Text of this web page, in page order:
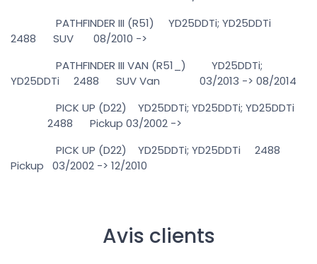
PATHFINDER III (R51) YD25DDTi; YD25DDTi
2488 SUV 08/2010 ->
PATHFINDER III VAN (R51_) YD25DDTi;
YD25DDTi 2488 SUV Van 03/2013 -> 08/2014
PICK UP (D22) YD25DDTi; YD25DDTi; YD25DDTi
2488 Pickup 03/2002 ->
PICK UP (D22) YD25DDTi; YD25DDTi 2488
Pickup 03/2002 -> 12/2010
Avis clients